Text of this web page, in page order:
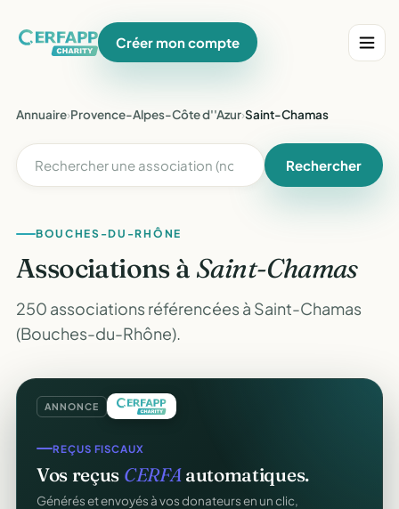
Créer mon compte
Annuaire›Provence-Alpes-Côte d''Azur›Saint-Chamas
Rechercher
BOUCHES-DU-RHÔNE
Associations à Saint-Chamas
250 associations référencées à Saint-Chamas
(Bouches-du-Rhône).
ANNONCE
REÇUS FISCAUX
Vos reçus CERFAautomatiques.
Générés et envoyés à vos donateurs en un clic,